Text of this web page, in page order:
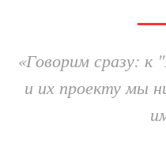
«Говорим сразу:
и их проекту мы